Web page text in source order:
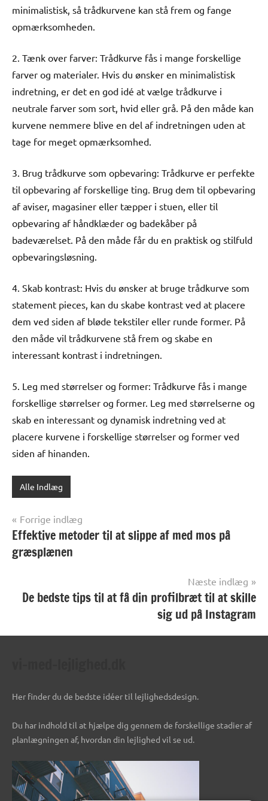
minimalistisk, så trådkurvene kan stå frem og fange
opmærksomheden.
2. Tænk over farver: Trådkurve fås i mange forskellige
farver og materialer. Hvis du ønsker en minimalistisk
indretning, er det en god idé at vælge trådkurve i
neutrale farver som sort, hvid eller grå. På den måde kan
kurvene nemmere blive en del af indretningen uden at
tage for meget opmærksomhed.
3. Brug trådkurve som opbevaring: Trådkurve er perfekte
til opbevaring af forskellige ting. Brug dem til opbevaring
af aviser, magasiner eller tæpper i stuen, eller til
opbevaring af håndklæder og badekåber på
badeværelset. På den måde får du en praktisk og stilfuld
opbevaringsløsning.
4. Skab kontrast: Hvis du ønsker at bruge trådkurve som
statement pieces, kan du skabe kontrast ved at placere
dem ved siden af bløde tekstiler eller runde former. På
den måde vil trådkurvene stå frem og skabe en
interessant kontrast i indretningen.
5. Leg med størrelser og former: Trådkurve fås i mange
forskellige størrelser og former. Leg med størrelserne og
skab en interessant og dynamisk indretning ved at
placere kurvene i forskellige størrelser og former ved
siden af hinanden.
Alle Indlæg
Indlægsnavigation
Forrige indlæg
Effektive metoder til at slippe af med mos på
græsplænen
Næste indlæg
De bedste tips til at få din profilbræt til at skille
sig ud på Instagram
Her finder du de bedste idéer til lejlighedsdesign.
Du har indhold til at hjælpe dig gennem de forskellige stadier af
planlægningen af, hvordan din lejlighed vil se ud.